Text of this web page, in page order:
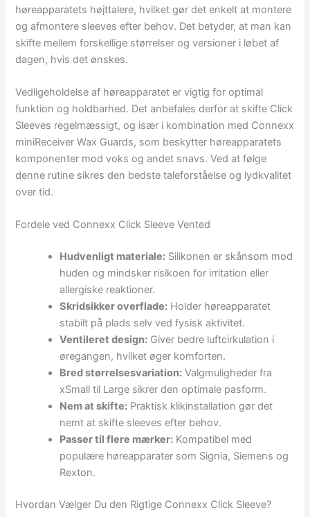
høreapparatets højttalere, hvilket gør det enkelt at montere
og afmontere sleeves efter behov. Det betyder, at man kan
skifte mellem forskellige størrelser og versioner i løbet af
dagen, hvis det ønskes.
Vedligeholdelse af høreapparatet er vigtig for optimal
funktion og holdbarhed. Det anbefales derfor at skifte Click
Sleeves regelmæssigt, og især i kombination med Connexx
miniReceiver Wax Guards, som beskytter høreapparatets
komponenter mod voks og andet snavs. Ved at følge
denne rutine sikres den bedste taleforståelse og lydkvalitet
over tid.
Fordele ved Connexx Click Sleeve Vented
Hudvenligt materiale: Silikonen er skånsom mod
huden og mindsker risikoen for irritation eller
allergiske reaktioner.
Skridsikker overflade: Holder høreapparatet
stabilt på plads selv ved fysisk aktivitet.
Ventileret design: Giver bedre luftcirkulation i
øregangen, hvilket øger komforten.
Bred størrelsesvariation: Valgmuligheder fra
xSmall til Large sikrer den optimale pasform.
Nem at skifte: Praktisk klikinstallation gør det
nemt at skifte sleeves efter behov.
Passer til flere mærker: Kompatibel med
populære høreapparater som Signia, Siemens og
Rexton.
Hvordan Vælger Du den Rigtige Connexx Click Sleeve?